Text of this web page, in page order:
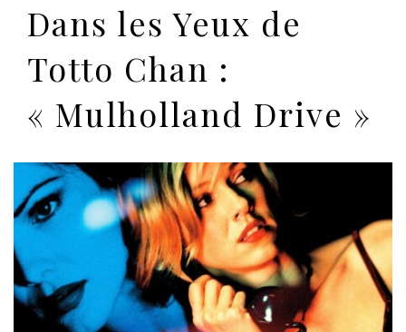
Dans les Yeux de
Totto Chan :
« Mulholland Drive »